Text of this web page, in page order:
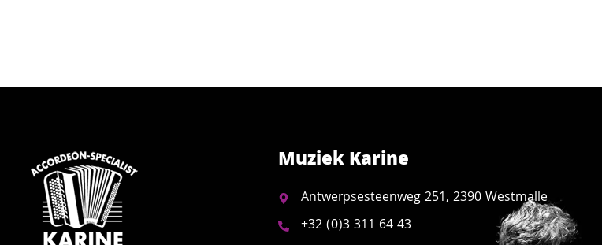
Muziek Karine
Antwerpsesteenweg 251, 2390 Westmalle
+32 (0)3 311 64 43